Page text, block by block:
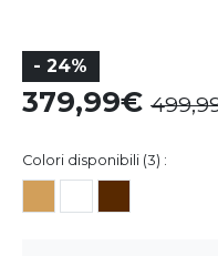
- 24%
379,99
Colori disponibili (3) :